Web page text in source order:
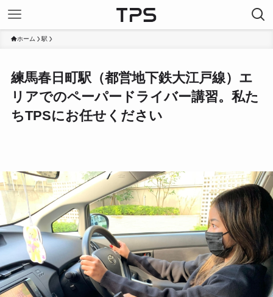
ホーム 駅
練馬春日町駅（都営地下鉄大江戸線）エ
リアでのペーパードライバー講習。私た
ちTPSにお任せください